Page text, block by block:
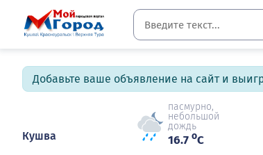
Добавьте ваше объявление на сайт и
Кушва
пасмурно,
небольшой
дождь
16.7 oC